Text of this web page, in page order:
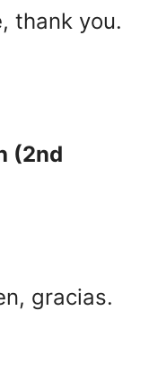
thank you.
(2nd
gracias.